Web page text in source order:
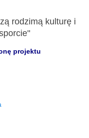
rodzimą kulturę i
projektu